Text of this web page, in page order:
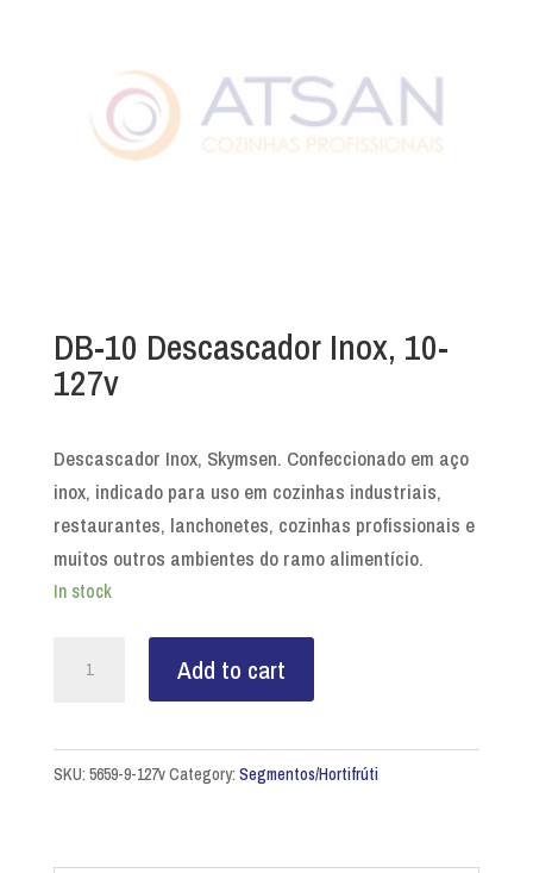
DB-10 Descascador Inox, 10-
127v
Descascador Inox, Skymsen. Confeccionado em aço
inox, indicado para uso em cozinhas industriais,
restaurantes, lanchonetes, cozinhas profissionais e
muitos outros ambientes do ramo alimentício.
In stock
Inox,
10-
Add to cart
SKU: 5659-9-127vCategory: Segmentos/Hortifrúti